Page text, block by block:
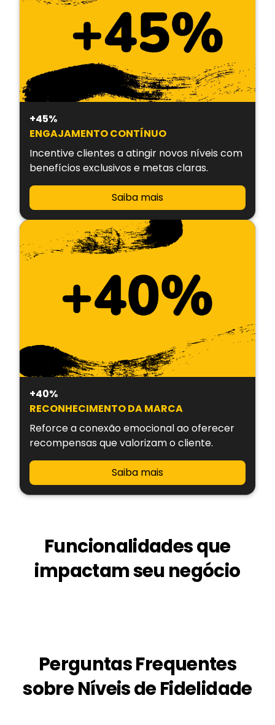
+45%
ENGAJAMENTO CONTÍNUO
Incentive clientes a atingir novos níveis com
benefícios exclusivos e metas claras.
Saiba mais
+40%
RECONHECIMENTO DA MARCA
Reforce a conexão emocional ao oferecer
recompensas que valorizam o cliente.
Saiba mais
Funcionalidades que
impactam seu negócio
Perguntas Frequentes
sobre Níveis de Fidelidade